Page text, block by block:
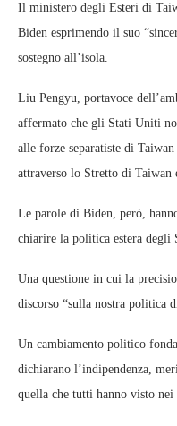
Il ministero degli Esteri di
Biden esprimendo il suo
sostegno all’isola.
Liu Pengyu, portavoce
affermato che gli Stati Uniti
alle forze separatiste di
attraverso lo Stretto di Taiwan
Le parole di Biden, però,
chiarire la politica estera degli
Una questione in cui la
discorso “sulla nostra politica
Un cambiamento politico
dichiarano l’indipendenza,
quella che tutti hanno visto